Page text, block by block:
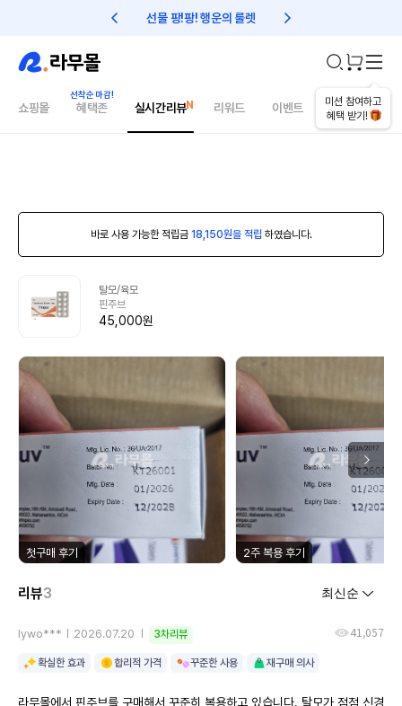
선물 팡!팡! 행운의 룰렛 친구초대 1만원 리워드!
미션 참여하고
혜택 받기!
쇼핑몰 혜택존 실시간리뷰 리워드 이벤트 건강매거진
바로 사용 가능한 적립금 18,150원을 적립 하였습니다.
탈모/육모
핀주브
45,000원
첫구매 후기 2주 복용 후기
리뷰3
lywo*** 2026.07.20 3차리뷰 41,057
확실한 효과 합리적 가격 꾸준한 사용 재구매 의사
라무몰에서 핀주브를 구매해서 꾸준히 복용하고 있습니다. 탈모가 점점 신경